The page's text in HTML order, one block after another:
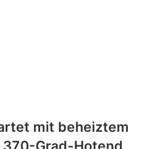
mit beheiztem